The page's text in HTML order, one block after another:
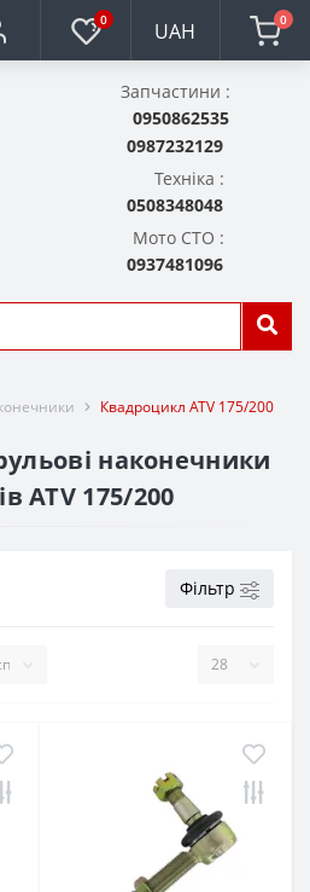
0 UAH 0
Запчастини :
0950862535
0987232129
Техніка :
0508348048
Мото СТО :
0937481096
Квадроцикл ATV 175/200
наконечники
ATV 175/200
Фільтр